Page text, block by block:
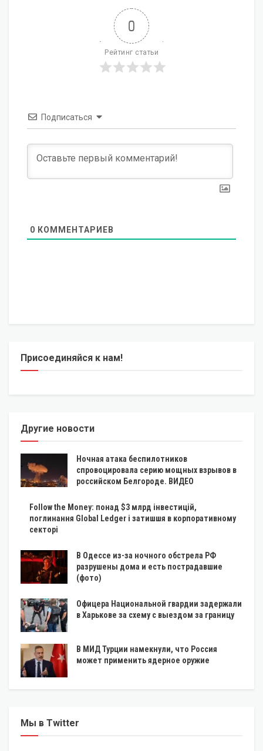
0
Рейтинг статьи
Подписаться
0 КОММЕНТАРИЕВ
Присоединяйся к нам!
Другие новости
Ночная атака беспилотников
спровоцировала серию мощных взрывов в
российском Белгороде. ВИДЕО
Follow the Money: понад $3 млрд інвестицій,
поглинання Global Ledger і затишшя в корпоративному
секторі
В Одессе из-за ночного обстрела РФ
разрушены дома и есть пострадавшие
(фото)
Офицера Национальной гвардии задержали
в Харькове за схему с выездом за границу
В МИД Турции намекнули, что Россия
может применить ядерное оружие
Мы в Twitter